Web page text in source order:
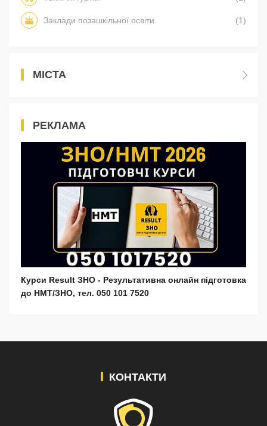
Заклади позашкільної освіти (1)
МІСТА
РЕКЛАМА
Курси Result ЗНО - Результативна онлайн підготовка
до НМТ/ЗНО, тел. 050 101 7520
КОНТАКТИ